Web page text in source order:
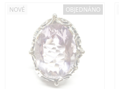
NOVÉ OBJEDNÁNO